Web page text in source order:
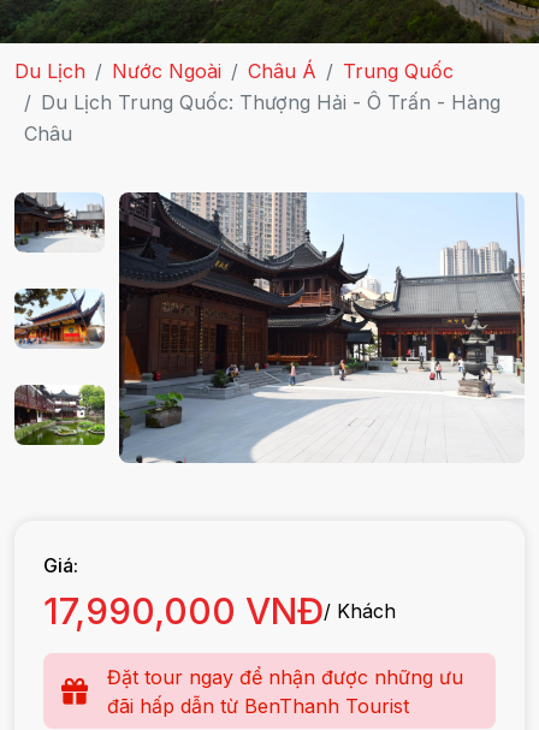
Du Lịch Nước Ngoài Châu Á
Trung Quốc
Du Lịch Trung Quốc: Thượng Hải - Ô Trấn - Hàng
Châu
Giá:
17,990,000 VNĐ/ Khách
Đặt tour ngay để nhận được những ưu
đãi hấp dẫn từ BenThanh Tourist